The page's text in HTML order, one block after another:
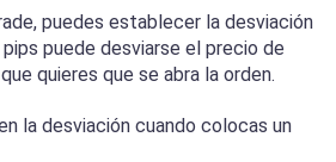
puedes establecer la desviación
puede desviarse el precio de
quieres que se abra la orden.
la desviación cuando colocas un